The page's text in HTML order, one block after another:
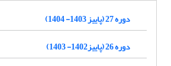
دوره 27 (پاییز 1403- 1404)
دوره 26 (پاییز1402- 1403)